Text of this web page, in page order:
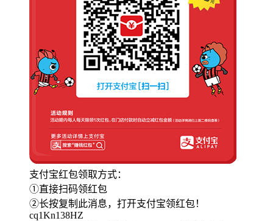
支付宝红包领取方式：
①直接扫码领红包
②长按复制此消息，打开支付宝领红包！
cq1Kn138HZ